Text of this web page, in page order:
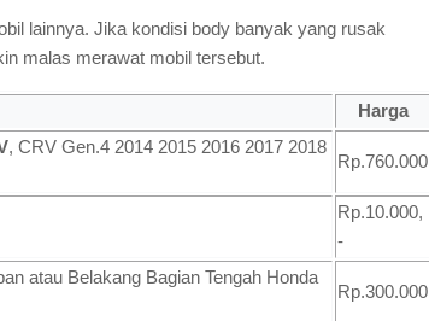
lainnya. Jika kondisi body banyak yang rusak
malas merawat mobil tersebut.
Harga
, CRV Gen.4 2014 2015 2016 2017 2018
Rp.760.000
Rp.10.000,
-
atau Belakang Bagian Tengah Honda
Rp.300.000